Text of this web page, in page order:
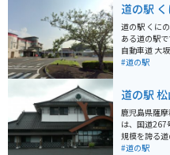
サーファーが訪れます。 バイ
しまは、日
り、アクセ
ても最適で
ットも点在し
名です。道の
ことができま
道の駅
道の駅 くに
ある道の駅
自動車道 大
便が良い場所にあります。
できる展望
地元の特産
大崎町や鹿児
クで訪れる
スペースが用
#道の駅
道の駅 松
鹿児島県薩摩
は、国道267
規模を誇る道の駅です。 地元の
め、黒豚や薩
#道の駅